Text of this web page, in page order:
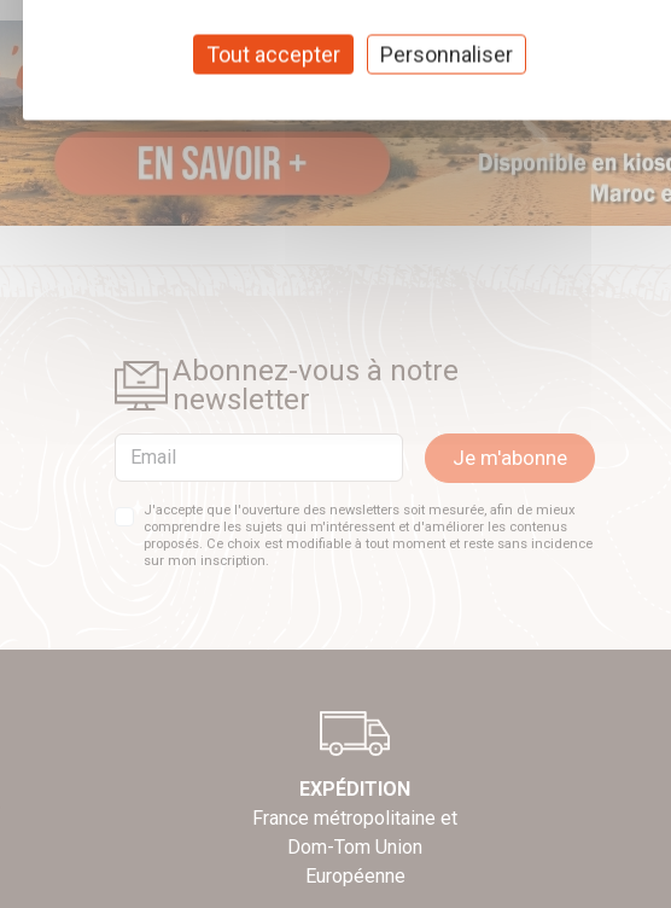
Abonnez-vous à notre
newsletter
Email Je m'abonne
J'accepte que l'ouverture des newsletters soit mesurée, afin de mieux
comprendre les sujets qui m'intéressent et d'améliorer les contenus
proposés. Ce choix est modifiable à tout moment et reste sans incidence
sur mon inscription.
EXPÉDITION
France métropolitaine et
Dom-Tom Union
Européenne
Tout accepter Personnaliser